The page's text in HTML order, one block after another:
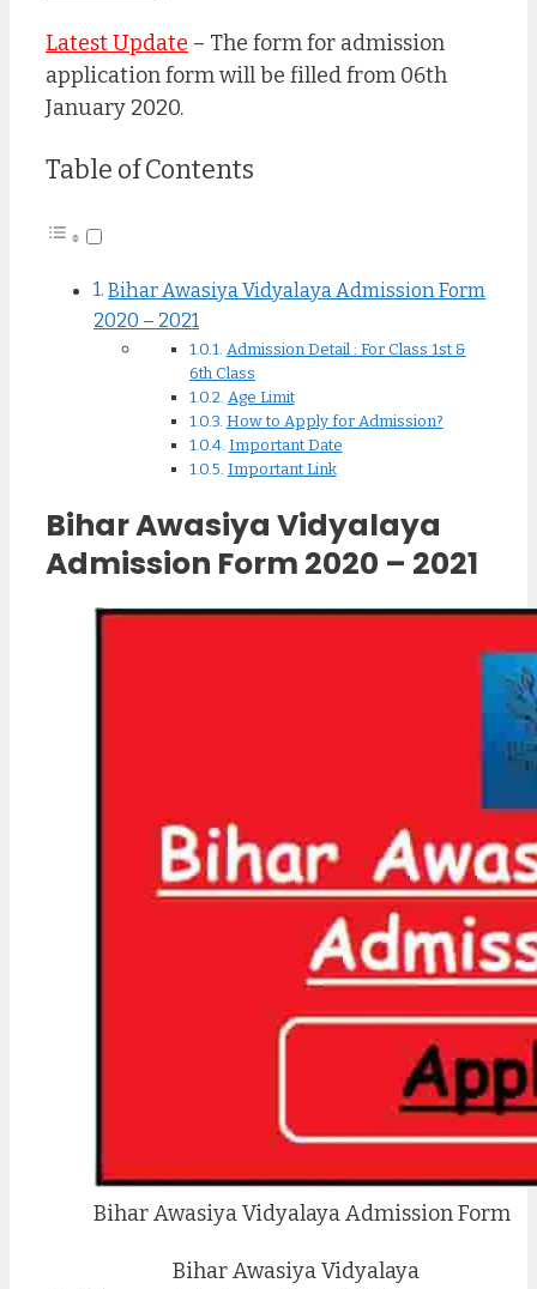
Latest Update – The form for admission
application form will be filled from 06th
January 2020.
Table of Contents
Bihar Awasiya Vidyalaya Admission Form
2020 – 2021
Admission Detail : For Class 1st &
6th Class
Age Limit
How to Apply for Admission?
Important Date
Important Link
Bihar Awasiya Vidyalaya
Admission Form 2020 – 2021
Bihar Awasiya Vidyalaya Admission Form
Bihar Awasiya Vidyalaya